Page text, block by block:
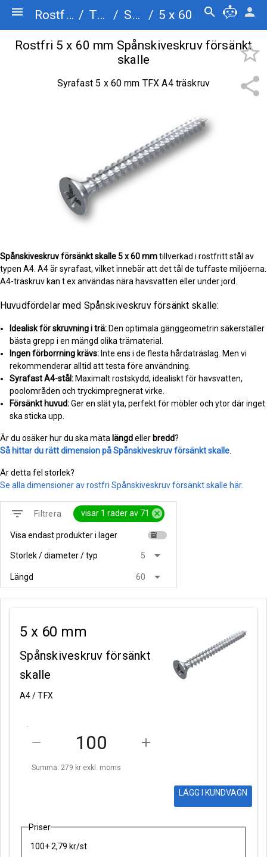
menu Rostfriskruv.se / Träskruv / Spånskiveskruv försänkt skalle / 5 x 60 search person
share
star_border
Rostfri 5 x 60 mm Spånskiveskruv försänkt
skalle
Syrafast 5 x 60 mm TFX A4 träskruv
Spånskiveskruv försänkt skalle5 x 60 mmtillverkad i rostfritt stål av
typen A4. A4 är syrafast, vilket innebär att det tål de tuffaste miljöerna.
A4-träskruv kan t ex användas nära havsvatten eller under jord.
Huvudfördelar med Spånskiveskruv försänkt skalle:
Idealisk för skruvning i trä: Den optimala gänggeometrin säkerställer
bästa grepp i en mängd olika trämaterial.
Ingen förborrning krävs: Inte ens i de flesta hårdaträslag. Men vi
rekommenderar alltid att testa före användning.
Syrafast A4-stål: Maximalt rostskydd, idealiskt för havsvatten,
poolområden och tryckimpregnerat virke.
Försänkt huvud:Ger en slät yta, perfekt för möbler och ytor där inget
ska sticka upp.
Är du osäker hur du ska mäta längdeller bredd?
Så hittar du rätt dimension på Spånskiveskruv försänkt skalle
Är detta fel storlek?
Se alla dimensioner av rostfri Spånskiveskruv försänkt skalle här.
filter_list Filtrera visar 1 rader av 71 cancel
Visa endast produkter i lager inventory
Storlek / diameter / typ 5 arrow_drop_down
Längd 60 arrow_drop_down
5 x 60 mm
Spånskiveskruv försänkt
skalle
A4 / TFX
remove add
Summa: 279 kr exkl. moms
LÄGG I KUNDVAGN
Priser
100+ 2,79 kr/st